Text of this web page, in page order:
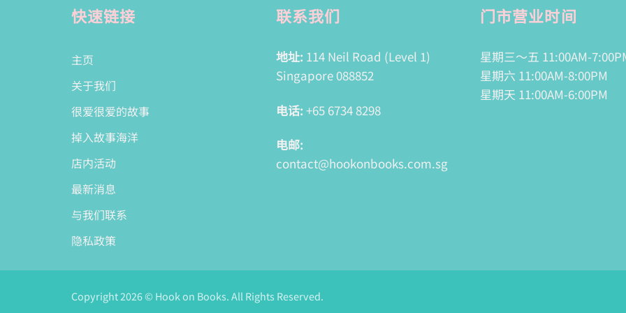
快速链接
主页
关于我们
很爱很爱的故事
掉入故事海洋
店内活动
最新消息
与我们联系
隐私政策
联系我们
地址: 114 Neil Road (Level 1)
Singapore 088852
电话: +65 6734 8298
电邮:
contact@hookonbooks.com.sg
门市营业时间
星期三～五 11:00AM-
星期六 11:00AM-8:00PM
星期天 11:00AM-6:00PM
Copyright 2026 © Hook on Books. All Rights Reserved.